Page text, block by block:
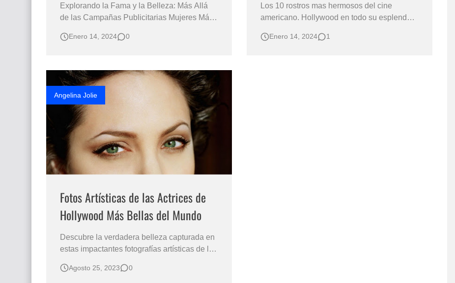
Explorando la Fama y la Belleza: Más Allá
de las Campañas Publicitarias Mujeres Más
Rostros Espectaculares y Divinos del Cine
de las Mujeres más Lindas del mundo
Rostros Bellos de…
Enero 14, 2024 0
Los 10 rostros mas hermosos del cine
americano. Hollywood en todo su esplendor,
Jolie Mujeres más hermosas de la industria
Enero 14, 2024 1
Angelina Jolie
Fotos Artísticas de las Actrices de
Hollywood Más Bellas del Mundo
Descubre la verdadera belleza capturada en
estas impactantes fotografías artísticas de las
Fotos Artísticas de las Actrices de Hollywood
Agosto 25, 2023 0